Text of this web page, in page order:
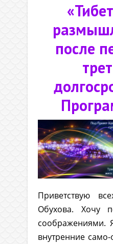
после
Приветствую
Обухова. Хочу
соображениями.
внутренние